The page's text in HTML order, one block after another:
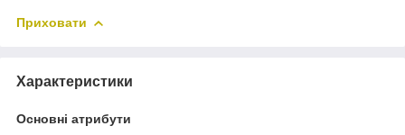
Приховати
Характеристики
Основні атрибути